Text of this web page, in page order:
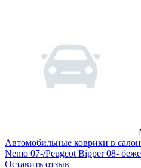
Автомобильные коврики в
Nemo 07-/Peugeot Bipper 08-
Оставить отзыв